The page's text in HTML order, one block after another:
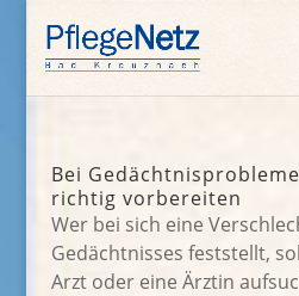
Bei
richtig vorbereiten
Wer bei sich eine
Gedächtnisses feststellt,
Arzt oder eine Ärztin